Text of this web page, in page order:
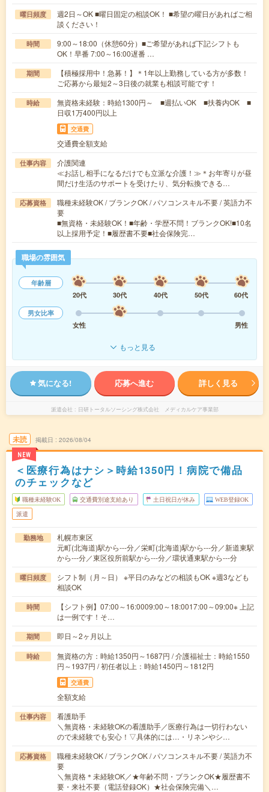
曜日頻度
週2日～OK ■曜日固定の相談OK！ ■希望の曜日があればご相
談ください！
時間
9:00～18:00（休憩60分）■ご希望があれば下記シフトも
OK！早番 7:00～16:00遅番 …
期間
【積極採用中！急募！】＊1年以上勤務している方が多数！
ご応募から最短2～3日後の就業も相談可能です！
時給
無資格未経験：時給1300円～ ■週払いOK ■扶養内OK ■
日収1万400円以上
交通費
交通費全額支給
仕事内容
介護関連
≪お話し相手になるだけでも立派な介護！≫＊お年寄りが昼
間だけ生活のサポートを受けたり、気分転換できる…
応募資格
職種未経験OK / ブランクOK / パソコンスキル不要 / 英語力不
要
■無資格・未経験OK！■年齢・学歴不問！ブランクOK!■10名
以上採用予定！■履歴書不要■社会保険完…
職場の雰囲気
年齢層
20代
30代 40代 50代
60代
男女比率
女性
男性
もっと見る
気になる! 応募へ進む 詳しく見る
派遣会社 日研トータルソーシング株式会社 メディカルケア事業部
未読
NEW
掲載日 2026/08/04
＜医療行為はナシ＞時給1350円！病院で備品
のチェックなど
職種未経験OK 交通費別途支給あり 土日祝日が休み WEB登録OK
派遣
勤務地
札幌市東区
元町(北海道)駅から---分／栄町(北海道)駅から---分／新道東駅
から---分／東区役所前駅から---分／環状通東駅から---分
曜日頻度
シフト制（月～日） ※平日のみなどの相談もOK ※週3なども
相談OK
時間
【シフト例】07:00～16:0009:00～18:0017:00～09:00※ 上記
は一例です！そ…
期間 即日～2ヶ月以上
時給
無資格の方：時給1350円～1687円 / 介護福祉士：時給1550
円～1937円 / 初任者以上：時給1450円～1812円
交通費
全額支給
仕事内容
看護助手
＼無資格・未経験OKの看護助手／医療行為は一切行わない
ので未経験でも安心！▽具体的には…・リネンやシ…
応募資格
職種未経験OK / ブランクOK / パソコンスキル不要 / 英語力不
要
＼無資格＊未経験OK／★年齢不問・ブランクOK★履歴書不
要・来社不要（電話登録OK）★社会保険完備＼…